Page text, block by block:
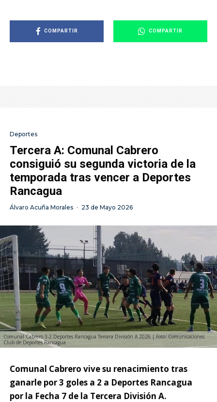
COMPARTIR COMPARTIR
Deportes
Tercera A: Comunal Cabrero
consiguió su segunda victoria de la
temporada tras vencer a Deportes
Rancagua
Álvaro Acuña Morales · 23 de Mayo 2026
Comunal Cabrero 3-2 Deportes Rancagua Tercera División A 2026 | Foto: Comunicaciones
Club de Deportes Rancagua
Comunal Cabrero vive su renacimiento tras
ganarle por 3 goles a 2 a Deportes Rancagua
por la Fecha 7 de la Tercera División A.